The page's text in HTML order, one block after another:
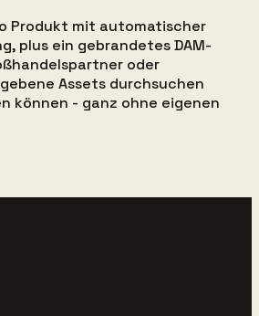
Produkt mit automatischer
plus ein gebrandetes DAM-
oder
Assets durchsuchen
können - ganz ohne eigenen